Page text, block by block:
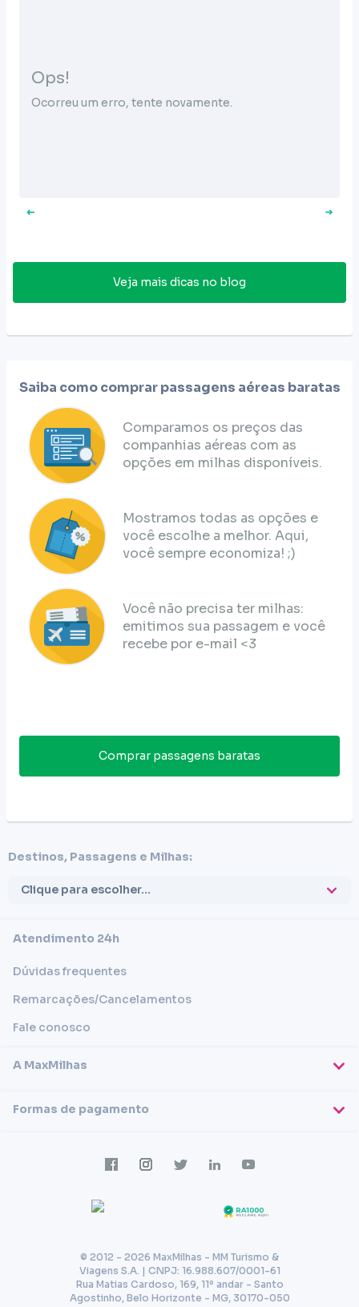
Ops!
Ocorreu um erro, tente novamente.
Veja mais dicas no blog
Saiba como comprar passagens aéreas baratas
Comparamos os preços das
companhias aéreas com as
opções em milhas disponíveis.
Mostramos todas as opções e
você escolhe a melhor. Aqui,
você sempre economiza! ;)
Você não precisa ter milhas:
emitimos sua passagem e você
recebe por e-mail <3
Comprar passagens baratas
Destinos, Passagens e Milhas:
Clique para escolher...
A MaxMilhas
Termos e condições
Atendimento 24h
Dúvidas frequentes
Remarcações/Cancelamentos
Fale conosco
Formas de pagamento
© 2012 - 2026 MaxMilhas - MM Turismo &
Viagens S.A. | CNPJ: 16.988.607/0001-61
Rua Matias Cardoso, 169, 11º andar - Santo
Agostinho, Belo Horizonte - MG, 30170-050